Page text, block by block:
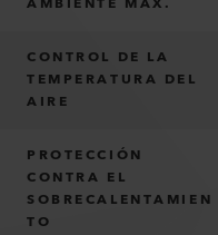
CONTROL DE LA
TEMPERATURA DEL
AIRE
PROTECCIÓN
CONTRA EL
SOBRECALENTAMIEN
TO